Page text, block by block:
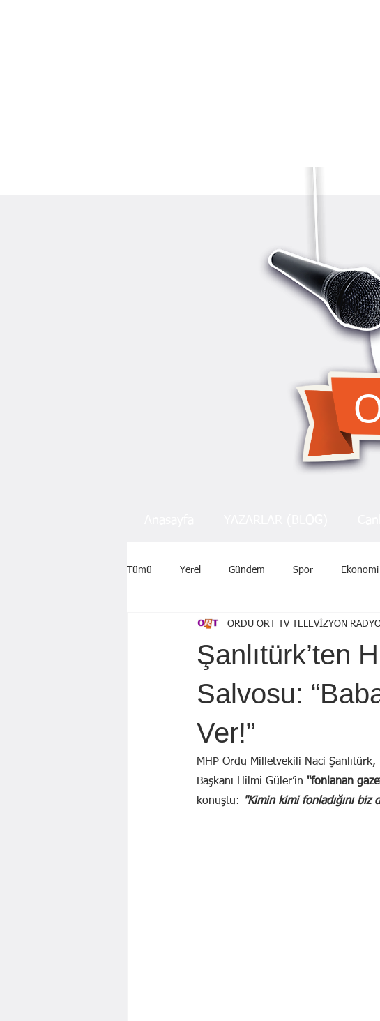
Tümü Yerel Gündem Spor Ekonomi
Özen Topçu EKREM KARADAĞ Birol
Yekta
Mahmut KILIÇ
Şanlıtürk’ten
Salvosu:
Ver!”
ORDU ORT TV TELEVİZYON
MHP Ordu Milletvekili Naci
Başkanı Hilmi Güler’in "fonlanan
konuştu:
"Kimin kimi fonladığını biz